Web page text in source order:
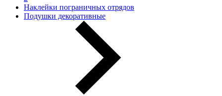
Наклейки пограничных отрядов
Подушки декоративные